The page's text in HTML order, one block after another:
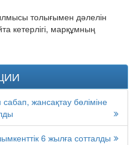
толығымен дәлелін
кетерлігі, марқұмның
жансақтау бөліміне
6 жылға сотталды